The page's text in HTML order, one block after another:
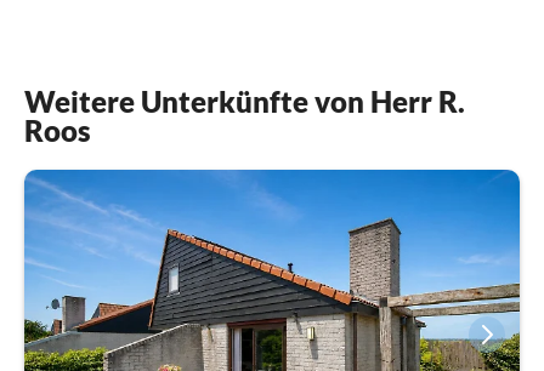
Weitere Unterkünfte von Herr R.
Roos